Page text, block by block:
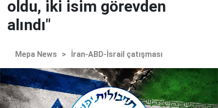
oldu, iki isim görevden
alındı"
Mepa News > İran-ABD-İsrail çatışması